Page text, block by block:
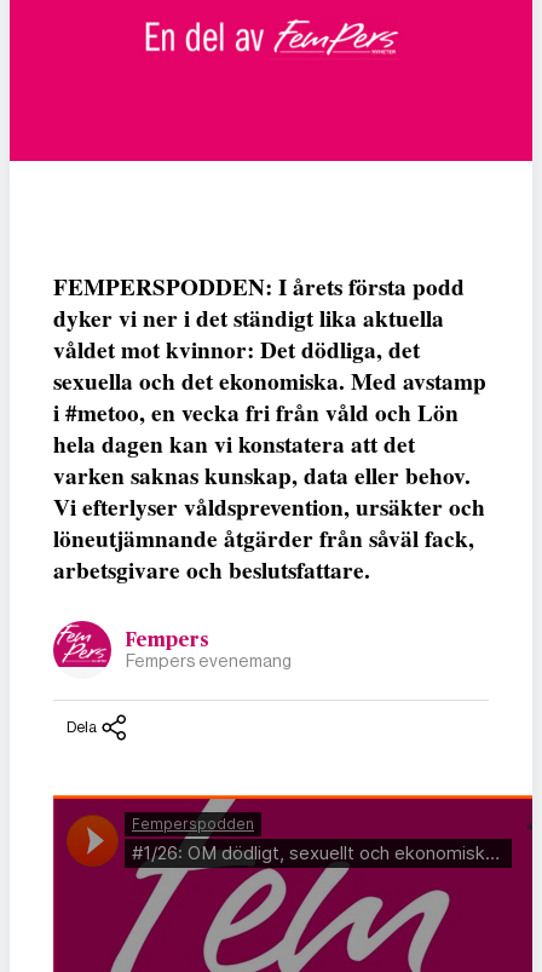
FEMPERSPODDEN: I årets första podd
dyker vi ner i det ständigt lika aktuella
våldet mot kvinnor: Det dödliga, det
sexuella och det ekonomiska. Med avstamp
i #metoo, en vecka fri från våld och Lön
hela dagen kan vi konstatera att det
varken saknas kunskap, data eller behov.
Vi efterlyser våldsprevention, ursäkter och
löneutjämnande åtgärder från såväl fack,
arbetsgivare och beslutsfattare.
Fempers
Fempers evenemang
Dela